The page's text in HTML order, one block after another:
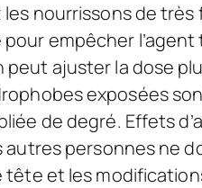
nourrissons de
empêcher
peut ajuster la dose
exposées
de degré. Effets
autres personnes ne
tête et les